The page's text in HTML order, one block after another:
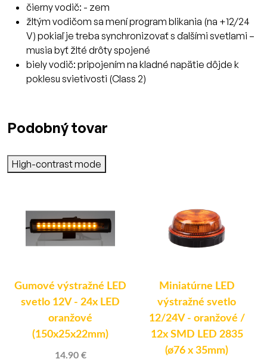
čierny vodič: - zem
žltým vodičom sa mení program blikania (na +12/24
V) pokiaľ je treba synchronizovať s ďalšími svetlami –
musia byť žlté drôty spojené
biely vodič: pripojením na kladné napätie dôjde k
poklesu svietivosti (Class 2)
Podobný tovar
High-contrast mode
Gumové výstražné LED
svetlo 12V - 24x LED
oranžové
(150x25x22mm)
14.90 €
Miniatúrne LED
výstražné svetlo
12/24V - oranžové /
12x SMD LED 2835
(ø76 x 35mm)